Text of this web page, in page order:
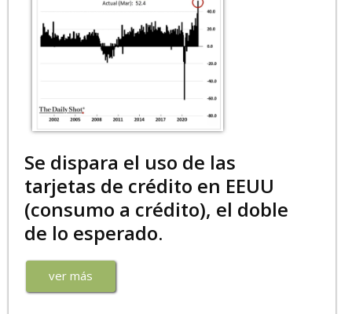
Se dispara el uso de las
tarjetas de crédito en EEUU
(consumo a crédito), el doble
de lo esperado.
ver más